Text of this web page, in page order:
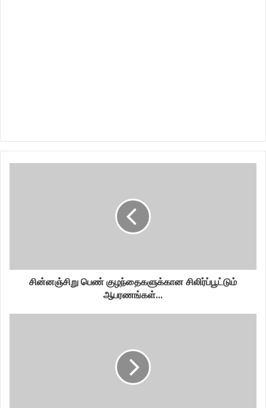
சின்னஞ்சிறு பெண் குழந்தைகளுக்கான சிலிர்ப்பூட்டும்
ஆபரணங்கள்...